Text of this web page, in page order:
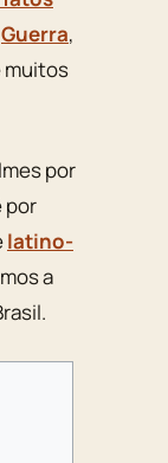
Guerra,
muitos
por
por
latino-
a